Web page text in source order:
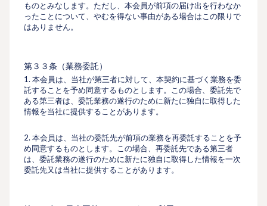
ものとみなします。ただし、本会員が前項の届け出を⾏わなか
ったことについて、やむを得ない事由がある場合はこの限りで
はありません。
第３３条（業務委託）
1. 本会員は、当社が第三者に対して、本契約に基づく業務を委
託することを予め同意するものとします。この場合、委託先で
ある第三者は、委託業務の遂行のために新たに独自に取得した
情報を当社に提供することがあります。
2. 本会員は、当社の委託先が前項の業務を再委託することを予
め同意するものとします。この場合、再委託先である第三者
は、委託業務の遂行のために新たに独自に取得した情報を一次
委託先又は当社に提供することがあります。